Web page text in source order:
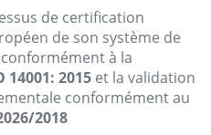
de certification
de son système de
conformémentà la
14001: 2015 et la validation
conformémentau
2018